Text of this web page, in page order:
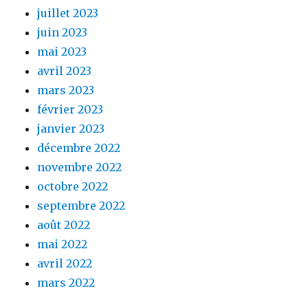
juillet 2023
juin 2023
mai 2023
avril 2023
mars 2023
février 2023
janvier 2023
décembre 2022
novembre 2022
octobre 2022
septembre 2022
août 2022
mai 2022
avril 2022
mars 2022